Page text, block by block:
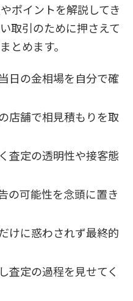
ポイントを解説してき
取引のために押さえて
とめます。
日の金相場を自分で確
店舗で相見積もりを取
査定の透明性や接客態
の可能性を念頭に置き
けに惑わされず最終的
査定の過程を見せてく